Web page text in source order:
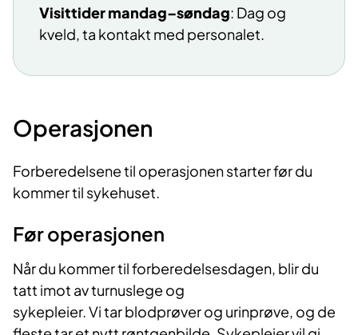
Visittider mandag–søndag: Dag og
kveld, ta kontakt med personalet.
Operasjonen
Forberedelsene til operasjonen starter før du
kommer til sykehuset.
Før operasjonen
Når du kommer til forberedelsesdagen, blir du
tatt imot av turnuslege og
sykepleier. Vi tar blodprøver og urinprøve, og de